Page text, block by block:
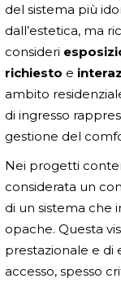
del sistema più
dall’estetica, ma
consideri
richiesto e
ambito
di ingresso
gestione del
Nei progetti
considerata un
di un sistema che
opache. Questa
prestazionale e di
accesso, spesso